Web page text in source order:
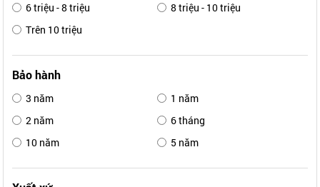
6 triệu - 8 triệu
8 triệu - 10 triệu
Trên 10 triệu
Bảo hành
3 năm
1 năm
2 năm
6 tháng
10 năm
5 năm